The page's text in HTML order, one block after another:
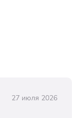
27 июля 2026